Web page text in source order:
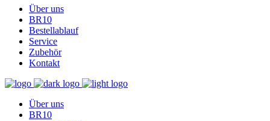
Über uns
BR10
Bestellablauf
Service
Zubehör
Kontakt
Über uns
BR10